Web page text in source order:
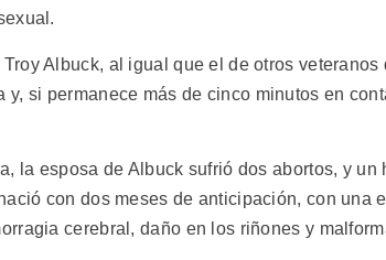
Troy Albuck, al igual que el de otros
y, si permanece más de cinco minutos en
la esposa de Albuck sufrió dos abortos, y
con dos meses de anticipación, con una
cerebral, daño en los riñones y